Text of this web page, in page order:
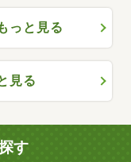
っと見る
見る
す